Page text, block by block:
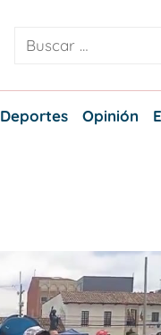
Deportes Opinión